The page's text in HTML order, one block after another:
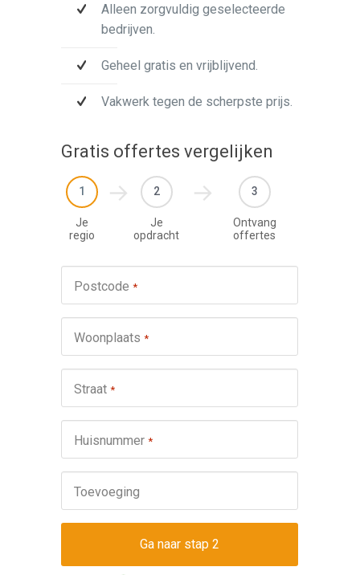
Alleen zorgvuldig geselecteerde
bedrijven.
Geheel gratis en vrijblijvend.
Vakwerk tegen de scherpste prijs.
Gratis offertes vergelijken
1
Je
regio
2
Je
opdracht
3
Ontvang
offertes
Postcode *
Woonplaats *
Straat *
Huisnummer *
Toevoeging